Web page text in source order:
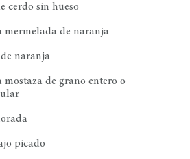
cerdo sin hueso
mermelada de naranja
naranja
mostaza de grano entero o
picado